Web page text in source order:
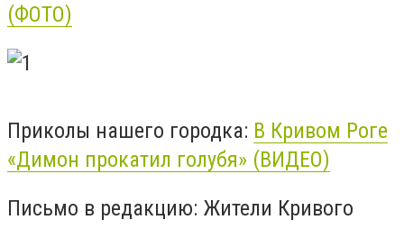
(ФОТО)
Приколы нашего городка: В Кривом Роге
«Димон прокатил голубя» (ВИДЕО)
Письмо в редакцию: Жители Кривого